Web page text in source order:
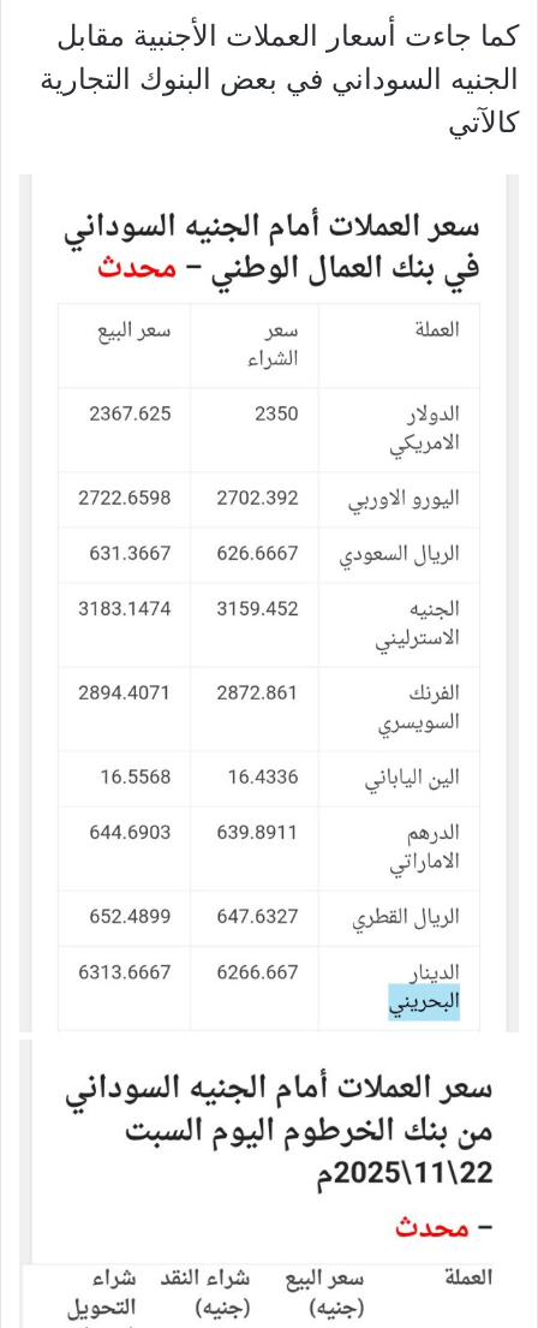
كما جاءت أسعار العملات الأجنبية مقابل
الجنيه السوداني في بعض البنوك التجارية
كالآتي